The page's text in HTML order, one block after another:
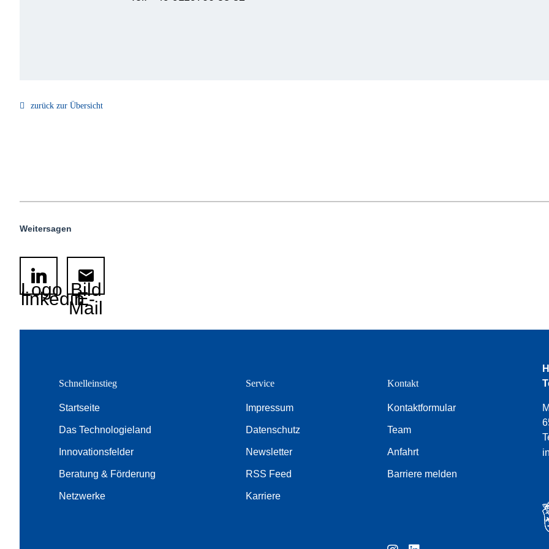
zurück zur Übersicht
Weitersagen
Logo
linkedinBild
E-
Mail
Schnelleinstieg
Startseite
Das Technologieland
Innovationsfelder
Beratung & Förderung
Netzwerke
Service
Impressum
Datenschutz
Newsletter
RSS Feed
Karriere
Kontakt
Kontaktformular
Team
Anfahrt
Barriere melden